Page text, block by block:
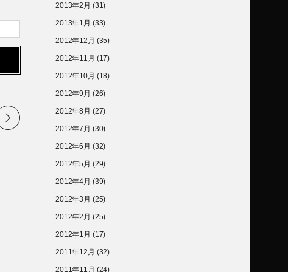
2013年2月 (31)
2013年1月 (33)
2012年12月 (35)
2012年11月 (17)
2012年10月 (18)
2012年9月 (26)
2012年8月 (27)
2012年7月 (30)
2012年6月 (32)
2012年5月 (29)
2012年4月 (39)
2012年3月 (25)
2012年2月 (25)
2012年1月 (17)
2011年12月 (32)
2011年11月 (24)